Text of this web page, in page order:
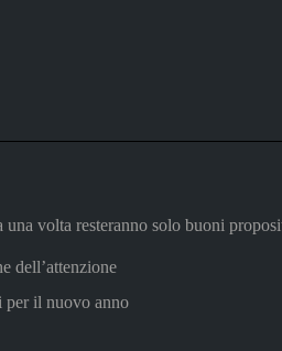
volta resteranno solo buoni
dell’attenzione
per il nuovo anno